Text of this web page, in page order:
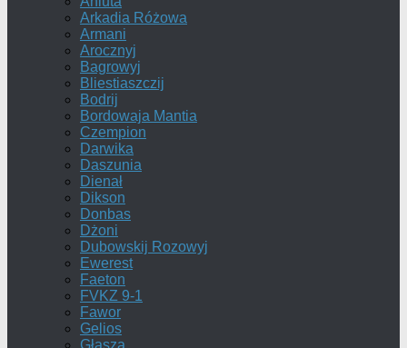
Arkadia Różowa
Armani
Arocznyj
Bagrowyj
Bliestiaszczij
Bodrij
Bordowaja Mantia
Czempion
Darwika
Daszunia
Dienał
Dikson
Donbas
Dżoni
Dubowskij Rozowyj
Ewerest
Faeton
FVKZ 9-1
Fawor
Gelios
Głasza